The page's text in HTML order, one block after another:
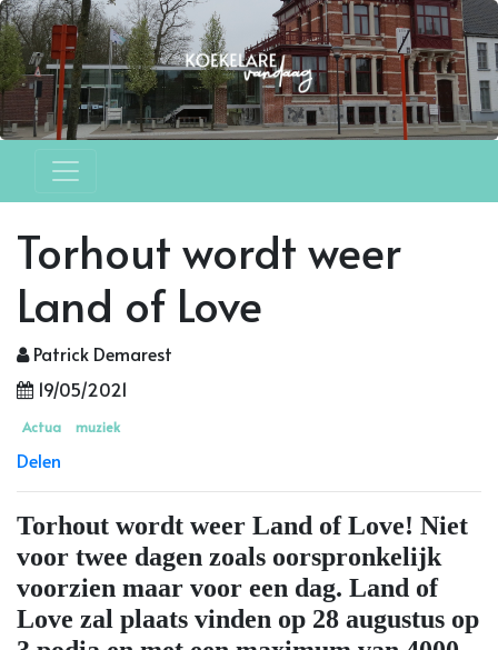
Torhout wordt weer
Land of Love
Patrick Demarest
19/05/2021
Actua muziek
Delen
Torhout wordt weer Land of Love! Niet
voor twee dagen zoals oorspronkelijk
voorzien maar voor een dag. Land of
Love zal plaats vinden op 28 augustus op